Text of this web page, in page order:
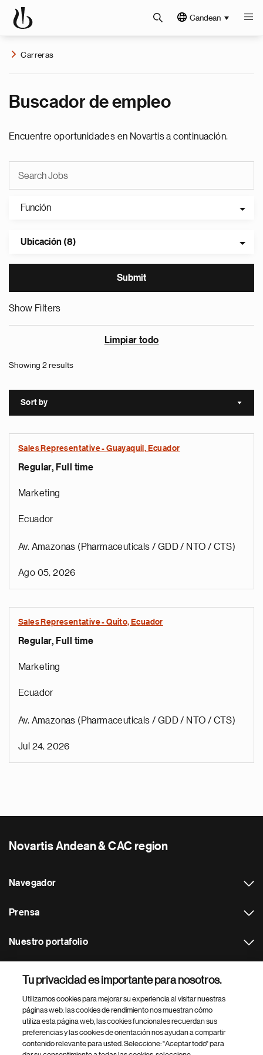
Candean
Carreras
Buscador de empleo
Encuentre oportunidades en Novartis a continuación.
Función
Ubicación (8)
Show Filters
Limpiar todo
Showing 2 results
Sort by Sort
Sales Representative - Guayaquil, Ecuador
Regular, Full time
Marketing
Ecuador
Av. Amazonas (Pharmaceuticals / GDD / NTO / CTS)
Ago 05, 2026
Sales Representative - Quito, Ecuador
Regular, Full time
Marketing
Ecuador
Av. Amazonas (Pharmaceuticals / GDD / NTO / CTS)
Jul 24, 2026
Novartis Andean & CAC region
Navegador
Prensa
Nuestro portafolio
Footer Site Search
Tu privacidad es importante para nosotros.
Utilizamos cookies para mejorar su experiencia al visitar nuestras
páginas web: las cookies de rendimiento nos muestran cómo
utiliza esta página web, las cookies funcionales recuerdan sus
preferencias y las cookies de orientación nos ayudan a compartir
contenido relevante para usted. Seleccione: "Aceptar todo" para